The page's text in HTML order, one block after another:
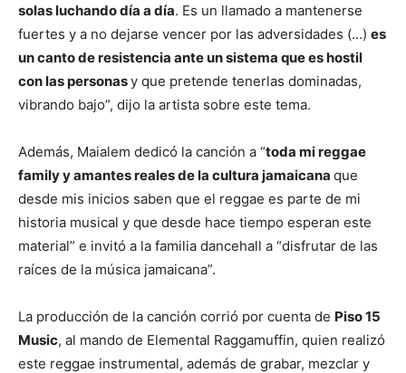
solas luchando día a día. Es un llamado a mantenerse
fuertes y a no dejarse vencer por las adversidades (…) es
un canto de resistencia ante un sistema que es hostil
con las personasy que pretende tenerlas dominadas,
vibrando bajo”, dijo la artista sobre este tema.
Además, Maialem dedicó la canción a “toda mi reggae
family y amantes reales de la cultura jamaicana que
desde mis inicios saben que el reggae es parte de mi
historia musical y que desde hace tiempo esperan este
material” e invitó a la familia dancehall a “disfrutar de las
raíces de la música jamaicana”.
La producción de la canción corrió por cuenta de Piso 15
Music, al mando de Elemental Raggamuffin, quien realizó
este reggae instrumental, además de grabar, mezclar y